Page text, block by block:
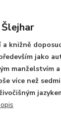
knižně
jako
manželstvím
více než